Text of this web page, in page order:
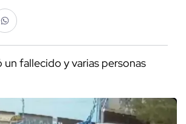
fallecido y varias personas